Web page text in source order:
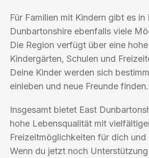
Für Familien mit Kindern gibt es in
Dunbartonshire ebenfalls viele
Die Region verfügt über eine
Kindergärten, Schulen und
Deine Kinder werden sich
einleben und neue Freunde finden.
Insgesamt bietet East
hohe Lebensqualität mit
Freizeitmöglichkeiten für dich und
Wenn du jetzt noch